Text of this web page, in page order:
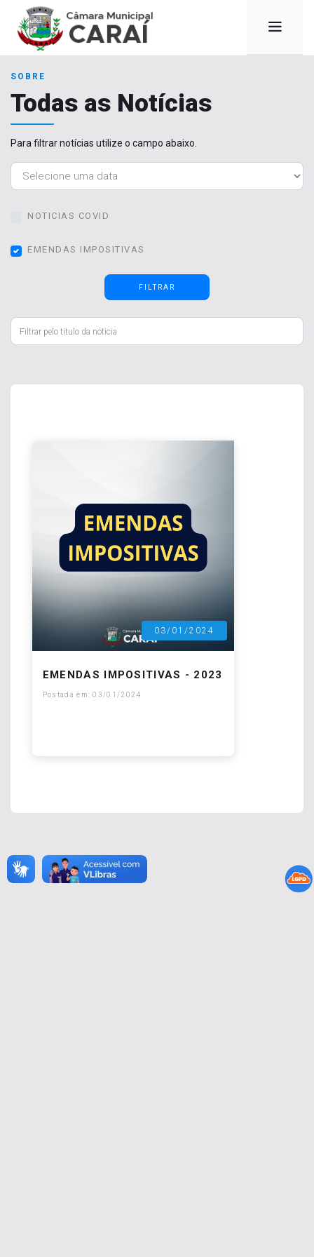
SOBRE
Todas as Notícias
Para filtrar notícias utilize o campo abaixo.
NOTICIAS COVID
EMENDAS IMPOSITIVAS
FILTRAR
03/01/2024
EMENDAS IMPOSITIVAS - 2023
Postada em: 03/01/2024